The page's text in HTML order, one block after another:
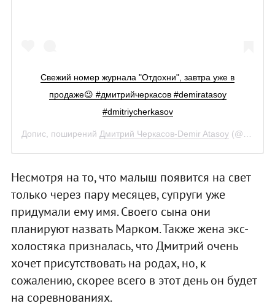
Свежий номер журнала "Отдохни", завтра уже в
продаже😉 #дмитрийчеркасов #demiratasoy
#dmitriycherkasov
Допис, поширений Дмитрий Черкасов-Demir Atasoy(@dmitriy_cherkasov_)
Несмотря на то, что малыш появится на свет
только через пару месяцев, супруги уже
придумали ему имя. Своего сына они
планируют назвать Марком. Также жена экс-
холостяка призналась, что Дмитрий очень
хочет присутствовать на родах, но, к
сожалению, скорее всего в этот день он будет
на соревнованиях.